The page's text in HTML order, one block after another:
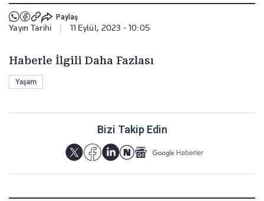
Paylaş
Yayın Tarihi 11 Eylül, 2023 - 10:05
Haberle İlgili Daha Fazlası
Yaşam
Bizi Takip Edin